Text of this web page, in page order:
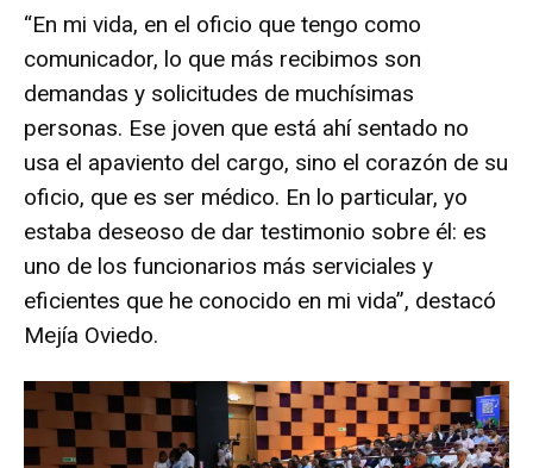
“En mi vida, en el oficio que tengo como
comunicador, lo que más recibimos son
demandas y solicitudes de muchísimas
personas. Ese joven que está ahí sentado no
usa el apaviento del cargo, sino el corazón de su
oficio, que es ser médico. En lo particular, yo
estaba deseoso de dar testimonio sobre él: es
uno de los funcionarios más serviciales y
eficientes que he conocido en mi vida”, destacó
Mejía Oviedo.